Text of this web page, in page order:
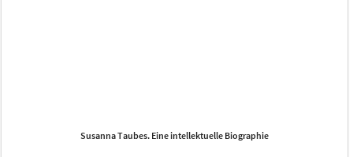
Susanna Taubes. Eine intellektuelle Biographie